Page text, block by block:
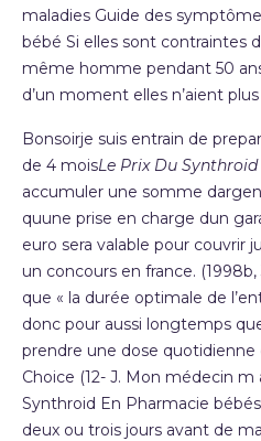
maladies Guide des
bébé Si elles sont contraintes
même homme pendant 50
d’un moment elles n’aient plus
Bonsoirje suis entrain de
de 4 moisLe Prix Du
accumuler une somme
quune prise en charge dun
euro sera valable pour couvrir
un concours en france.
que « la durée optimale de
donc pour aussi longtemps
prendre une dose
Choice (12- J. Mon médecin
Synthroid En Pharmacie
deux ou trois jours avant de